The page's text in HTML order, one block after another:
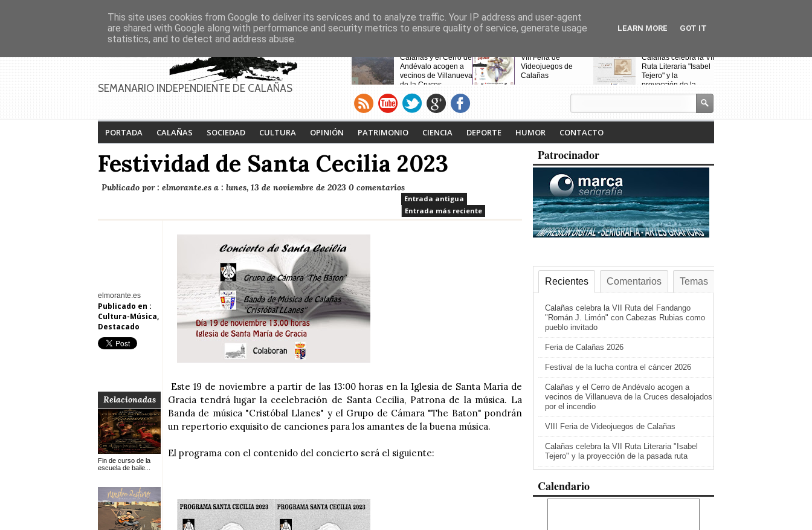
PAGINAS Inicio Contacto Anúnciate
SEMANARIO INDEPENDIENTE DE CALAÑAS
Calañas celebra la VII
como pueblo invitado
Feria de Calañas
2026
Festival de la lucha
contra el cáncer 2026
Calañas y el Cerro de
Andévalo acogen a
vecinos de Villanueva
de la Cruces
desalojados por el
incendio
VIII Feria de
Videojuegos de
Calañas
Calañas celebra la VII
Ruta Literaria "Isabel
Tejero" y la
proyección de la
pasada ruta
Noche Blanca
PORTADA CALAÑAS SOCIEDAD CULTURA OPINIÓN PATRIMONIO CIENCIA DEPORTE HUMOR CONTACTO
Festividad de Santa Cecilia 2023
Publicado por : elmorante.es a : lunes, 13 de noviembre de 2023 0 comentarios
Entrada antigua
Entrada más reciente
elmorante.es
Publicado en :
Cultura-Música,
Destacado
Relacionadas
Fin de curso de la
escuela de baile...
Este 19 de noviembre a partir de las 13:00 horas en la Iglesia de Santa Maria de
Gracia tendrá lugar la ceelebración de Santa Cecilia, Patrona de la música. La
Banda de música "Cristóbal Llanes" y el Grupo de Cámara "The Baton" pondrán
un repertorio exquisito de canciones para los amantes de la buena música.
El programa con el contenido del concierto será el siguiente:
Patrocinador
Recientes Comentarios Temas
Calañas celebra la VII Ruta del Fandango
"Román J. Limón" con Cabezas Rubias como
pueblo invitado
Feria de Calañas 2026
Festival de la lucha contra el cáncer 2026
Calañas y el Cerro de Andévalo acogen a
vecinos de Villanueva de la Cruces desalojados
por el incendio
VIII Feria de Videojuegos de Calañas
Calañas celebra la VII Ruta Literaria "Isabel
Tejero" y la proyección de la pasada ruta
Calendario
This site uses cookies from Google to deliver its services and to analyze traffic. Your IP address and user-agent
are shared with Google along with performance and security metrics to ensure quality of service, generate usage
statistics, and to detect and address abuse.
LEARN MORE GOT IT